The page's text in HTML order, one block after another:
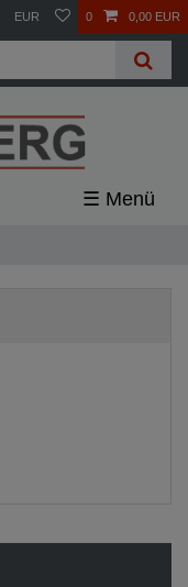
EUR 0 0,00 EUR
☰